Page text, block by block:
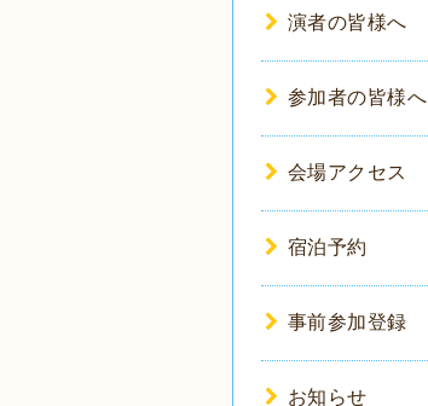
演者の皆様へ
参加者の皆様へ
会場アクセス
宿泊予約
事前参加登録
お知らせ